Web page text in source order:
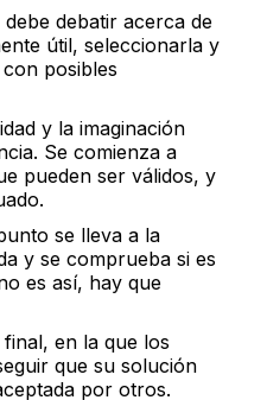
debatir acerca de
útil, seleccionarla y
posibles
y la imaginación
Se comienza a
pueden ser válidos, y
se lleva a la
y se comprueba si es
es así, hay que
en la que los
que su solución
por otros.